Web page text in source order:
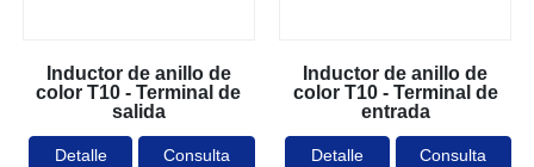
Inductor de anillo de
color T10 - Terminal de
salida
Detalle Consulta
Inductor de anillo de
color T10 - Terminal de
entrada
Detalle Consulta